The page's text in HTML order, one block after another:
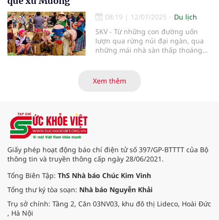
08:19 | 12/07/2025
Du lịch
SKV - Từ những con đường uốn
lượn qua rừng núi đại ngàn, qua
những mái nhà sàn thấp thoáng
một bức tranh sống động, mộc
mạc và đậm chất nhân văn. Ở nơi
Xem thêm
Giấy phép hoạt động báo chí điện tử số 397/GP-BTTTT của Bộ
thông tin và truyền thông cấp ngày 28/06/2021.
Tổng Biên Tập: ThS Nhà báo Chúc Kim Vinh
Tổng thư ký tòa soạn: Nhà báo Nguyễn Khải
Trụ sở chính: Tầng 2, Căn 03NV03, khu đô thị Lideco, Hoài Đức
, Hà Nội